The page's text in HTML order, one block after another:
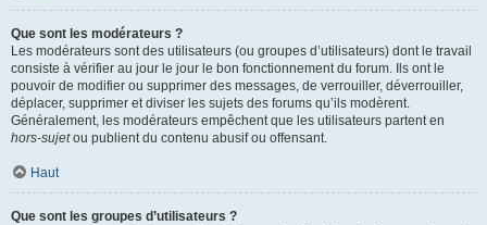
Que sont les modérateurs ?
Les modérateurs sont des utilisateurs (ou groupes d’utilisateurs) dont le travail
consiste à vérifier au jour le jour le bon fonctionnement du forum. Ils ont le
pouvoir de modifier ou supprimer des messages, de verrouiller, déverrouiller,
déplacer, supprimer et diviser les sujets des forums qu’ils modèrent.
Généralement, les modérateurs empêchent que les utilisateurs partent en
hors-sujetou publient du contenu abusif ou offensant.
Haut
Que sont les groupes d’utilisateurs ?